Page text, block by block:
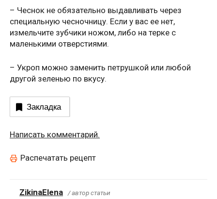
– Чеснок не обязательно выдавливать через
специальную чесночницу. Если у вас ее нет,
измельчите зубчики ножом, либо на терке с
маленькими отверстиями.
– Укроп можно заменить петрушкой или любой
другой зеленью по вкусу.
Закладка
Написать комментарий.
Распечатать рецепт
ZikinaElena / автор статьи